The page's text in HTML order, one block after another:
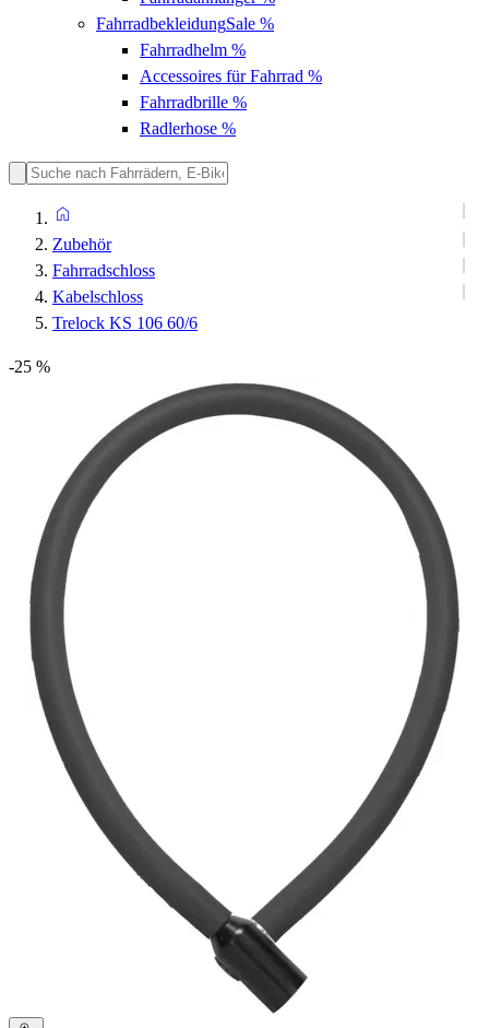
FahrradbekleidungSale %
Fahrradhelm %
Accessoires für Fahrrad %
Fahrradbrille %
Radlerhose %
Zubehör
Fahrradschloss
Kabelschloss
Trelock KS 106 60/6
-25 %